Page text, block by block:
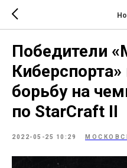
Победители
борьбу на
по StarCraft II
2022-05-25 10:29